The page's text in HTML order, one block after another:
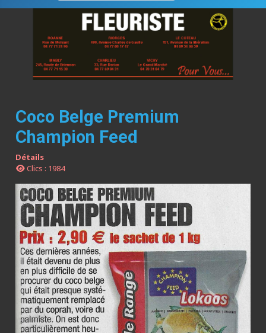
Coco Belge Premium
Champion Feed
Détails
Clics : 1984